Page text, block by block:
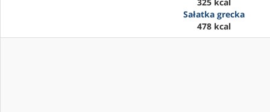
Sałatka grecka
478 kcal